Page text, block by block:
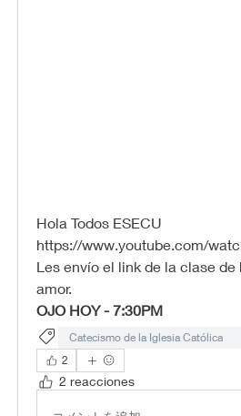
Hola Todos ESECU
https://www.youtube.com/
Les envío el link de la clase
amor.
OJO HOY - 7:30PM
Catecismo de la Iglesia Católica
2
2 reacciones